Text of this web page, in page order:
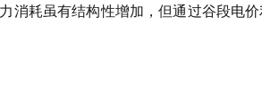
耗虽有结构性增加，但通过谷段电